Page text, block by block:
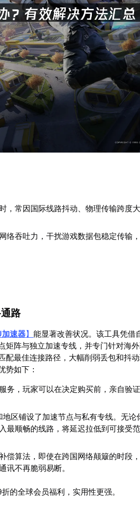
，常因国际线路抖动、物理传输跨度
络吞吐力，干扰游戏数据包稳定传输
路
加速器】能显著改善状况。该工具凭借
矩阵与独立加速专线，并专门针对海
配最佳连接路径，大幅削弱丢包和抖
势如下：
务，玩家可以在决定购买前，亲自验
地区铺设了加速节点与私有专线。无论
最顺畅的线路，将延迟拉低到可接受
偿算法，即使在跨国网络颠簸的时段
讯不再脆弱易断。
的全球会员福利，实用性更强。